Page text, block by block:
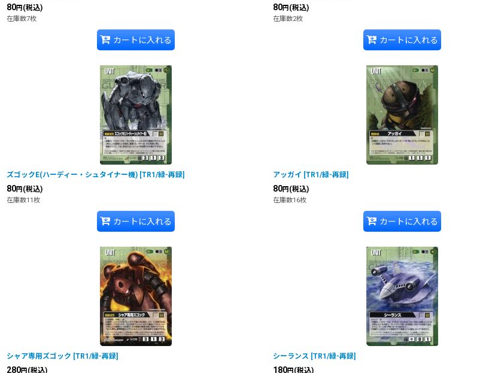
80円 (税込)
在庫数7枚
カートに入れる
80円 (税込)
在庫数2枚
カートに入れる
ズゴックE(ハーディー・シュタイナー機) [TR1/緑-再録]
80円 (税込)
在庫数11枚
カートに入れる
アッガイ [TR1/緑-再録]
80円 (税込)
在庫数16枚
カートに入れる
シャア専用ズゴック [TR1/緑-再録]
280円 (税込)
シーランス [TR1/緑-再録]
180円 (税込)